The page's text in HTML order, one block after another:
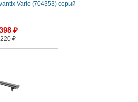
Vario (704353) серый
₽
₽